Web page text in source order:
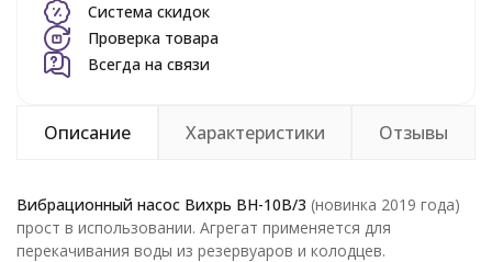
Система скидок
Проверка товара
Всегда на связи
Описание Характеристики Отзывы
Вибрационный насос Вихрь ВН-10В/3 (новинка 2019 года)
прост в использовании. Агрегат применяется для
перекачивания воды из резервуаров и колодцев.